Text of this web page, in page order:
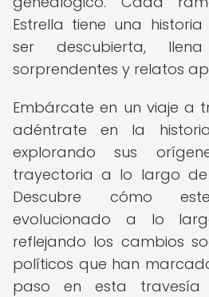
Estrella tiene una
ser descubierta,
sorprendentes y relatos
Embárcate en un viaje a
adéntrate en la
explorando sus
trayectoria a lo largo de
Descubre cómo
evolucionado a lo
reflejando los cambios
políticos que han
paso en esta travesía